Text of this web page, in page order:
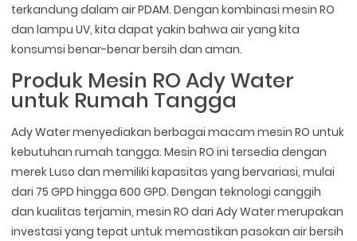
terkandung dalam air PDAM. Dengan kombinasi mesin RO
dan lampu UV, kita dapat yakin bahwa air yang kita
konsumsi benar-benar bersih dan aman.
Produk Mesin RO Ady Water
untuk Rumah Tangga
Ady Water menyediakan berbagai macam mesin RO untuk
kebutuhan rumah tangga. Mesin RO ini tersedia dengan
merek Luso dan memiliki kapasitas yang bervariasi, mulai
dari 75 GPD hingga 600 GPD. Dengan teknologi canggih
dan kualitas terjamin, mesin RO dari Ady Water merupakan
investasi yang tepat untuk memastikan pasokan air bersih